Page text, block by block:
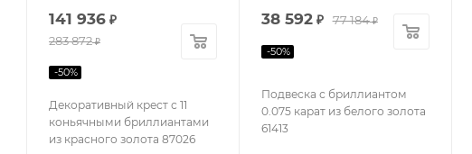
Декоративный крест с 11
коньячными бриллиантами
из красного золота 87026
141 936 ₽
283 872₽
-50%
Подвеска с бриллиантом
0.075 карат из белого золота
61413
38 592₽ 77 184₽
-50%